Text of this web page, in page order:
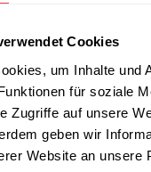
Cookies
um Inhalte und
für soziale
Zugriffe auf unsere
geben wir
Website an unsere